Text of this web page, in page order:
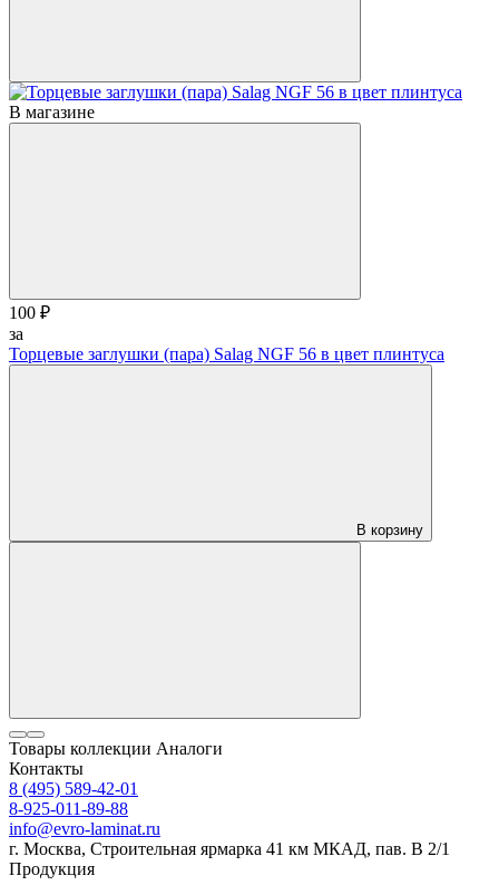
В магазине
100 ₽
за
Торцевые заглушки (пара) Salag NGF 56 в цвет плинтуса
В корзину
Товары коллекции Аналоги
Контакты
8 (495) 589-42-01
8-925-011-89-88
info@evro-laminat.ru
г. Москва, Строительная ярмарка 41 км МКАД, пав. В 2/1
Продукция